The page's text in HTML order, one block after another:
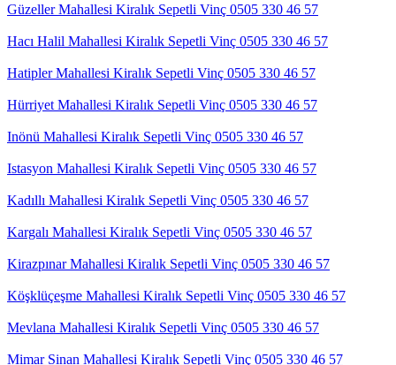
Güzeller Mahallesi Kiralık Sepetli Vinç 0505 330 46 57
Hacı Halil Mahallesi Kiralık Sepetli Vinç 0505 330 46 57
Hatipler Mahallesi Kiralık Sepetli Vinç 0505 330 46 57
Hürriyet Mahallesi Kiralık Sepetli Vinç 0505 330 46 57
Inönü Mahallesi Kiralık Sepetli Vinç 0505 330 46 57
Istasyon Mahallesi Kiralık Sepetli Vinç 0505 330 46 57
Kadıllı Mahallesi Kiralık Sepetli Vinç 0505 330 46 57
Kargalı Mahallesi Kiralık Sepetli Vinç 0505 330 46 57
Kirazpınar Mahallesi Kiralık Sepetli Vinç 0505 330 46 57
Köşklüçeşme Mahallesi Kiralık Sepetli Vinç 0505 330 46 57
Mevlana Mahallesi Kiralık Sepetli Vinç 0505 330 46 57
Mimar Sinan Mahallesi Kiralık Sepetli Vinç 0505 330 46 57